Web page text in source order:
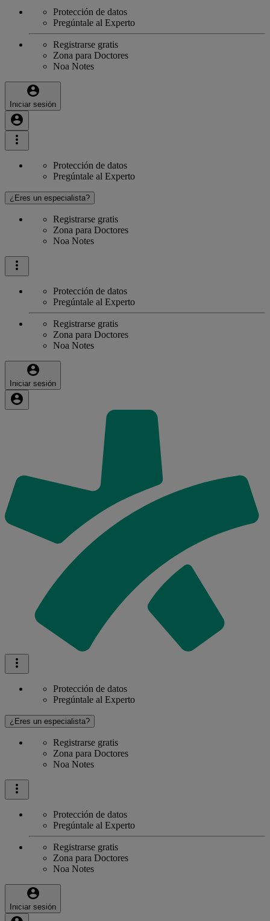
Protección de datos
Pregúntale al Experto
Registrarse gratis
Zona para Doctores
Noa Notes
Iniciar sesión
Protección de datos
Pregúntale al Experto
¿Eres un especialista?
Registrarse gratis
Zona para Doctores
Noa Notes
Protección de datos
Pregúntale al Experto
Registrarse gratis
Zona para Doctores
Noa Notes
Iniciar sesión
Protección de datos
Pregúntale al Experto
¿Eres un especialista?
Registrarse gratis
Zona para Doctores
Noa Notes
Protección de datos
Pregúntale al Experto
Registrarse gratis
Zona para Doctores
Noa Notes
Iniciar sesión